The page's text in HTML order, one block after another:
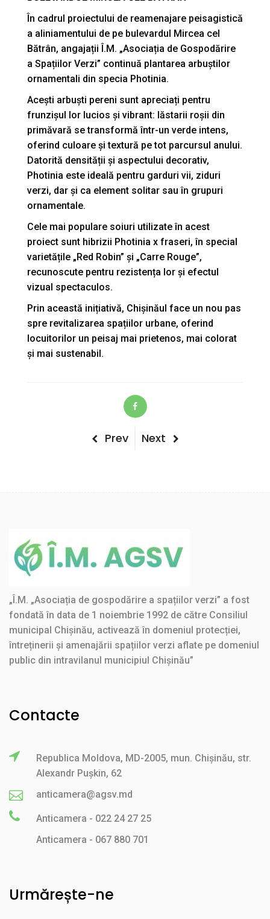
În cadrul proiectului de reamenajare peisagistică
a aliniamentului de pe bulevardul Mircea cel
Bătrân, angajații Î.M. „Asociația de Gospodărire
a Spațiilor Verzi” continuă plantarea arbuștilor
ornamentali din specia Photinia.
Acești arbuști pereni sunt apreciați pentru
frunzișul lor lucios și vibrant: lăstarii roșii din
primăvară se transformă într-un verde intens,
oferind culoare și textură pe tot parcursul anului.
Datorită densității și aspectului decorativ,
Photinia este ideală pentru garduri vii, ziduri
verzi, dar și ca element solitar sau în grupuri
ornamentale.
Cele mai populare soiuri utilizate în acest
proiect sunt hibrizii Photinia x fraseri, în special
varietățile „Red Robin” și „Carre Rouge”,
recunoscute pentru rezistența lor și efectul
vizual spectaculos.
Prin această inițiativă, Chișinăul face un nou pas
spre revitalizarea spațiilor urbane, oferind
locuitorilor un peisaj mai prietenos, mai colorat
și mai sustenabil.
Previous
Prev
Next
Next
„Î.M. „Asociația de gospodărire a spațiilor verzi” a fost
fondată în data de 1 noiembrie 1992 de către Consiliul
municipal Chișinău, activează în domeniul protecției,
întreținerii și amenajării spațiilor verzi aflate pe domeniul
public din intravilanul municipiul Chișinău”
Contacte
Republica Moldova, MD-2005, mun. Chișinău, str.
Alexandr Pușkin, 62
anticamera@agsv.md
Anticamera - 022 24 27 25
Anticamera - 067 880 701
Urmărește-ne